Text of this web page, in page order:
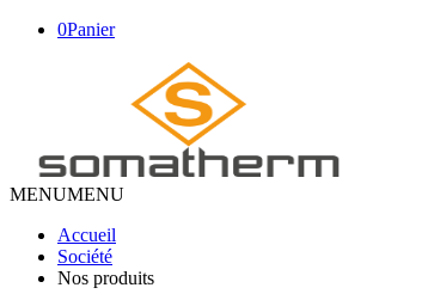
0Panier
MENUMENU
Accueil
Société
Nos produits